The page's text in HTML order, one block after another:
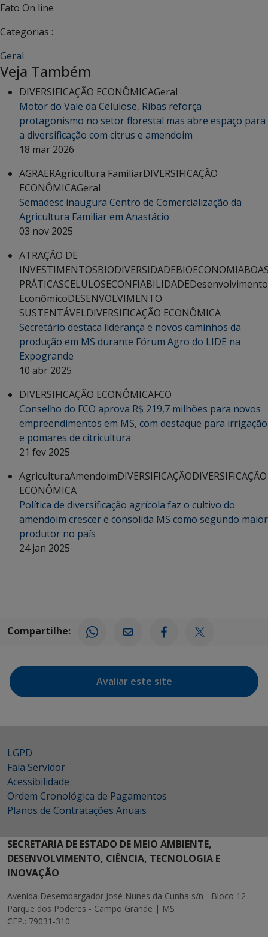
Fato On line
Categorias :
Geral
Veja Também
DIVERSIFICAÇÃO ECONÔMICAGeral
Motor do Vale da Celulose, Ribas reforça
protagonismo no setor florestal mas abre espaço para
a diversificação com citrus e amendoim
18 mar 2026
AGRAERAgricultura FamiliarDIVERSIFICAÇÃO
ECONÔMICAGeral
Semadesc inaugura Centro de Comercialização da
Agricultura Familiar em Anastácio
03 nov 2025
ATRAÇÃO DE
INVESTIMENTOSBIODIVERSIDADEBIOECONOMIA
PRÁTICASCELULOSECONFIABILIDADEDesenvolvimento
EconômicoDESENVOLVIMENTO
SUSTENTÁVELDIVERSIFICAÇÃO ECONÔMICA
Secretário destaca liderança e novos caminhos da
produção em MS durante Fórum Agro do LIDE na
Expogrande
10 abr 2025
DIVERSIFICAÇÃO ECONÔMICAFCO
Conselho do FCO aprova R$ 219,7 milhões para novos
empreendimentos em MS, com destaque para irrigação
e pomares de citricultura
21 fev 2025
AgriculturaAmendoimDIVERSIFICAÇÃODIVERSIFICAÇÃO
ECONÔMICA
Política de diversificação agrícola faz o cultivo do
amendoim crescer e consolida MS como segundo maior
produtor no país
24 jan 2025
Compartilhe:
Avaliar este site
LGPD
Fala Servidor
Acessibilidade
Ordem Cronológica de Pagamentos
Planos de Contratações Anuais
SECRETARIA DE ESTADO DE MEIO AMBIENTE,
DESENVOLVIMENTO, CIÊNCIA, TECNOLOGIA E
INOVAÇÃO
Avenida Desembargador José Nunes da Cunha s/n - Bloco 12
Parque dos Poderes - Campo Grande | MS
CEP.: 79031-310